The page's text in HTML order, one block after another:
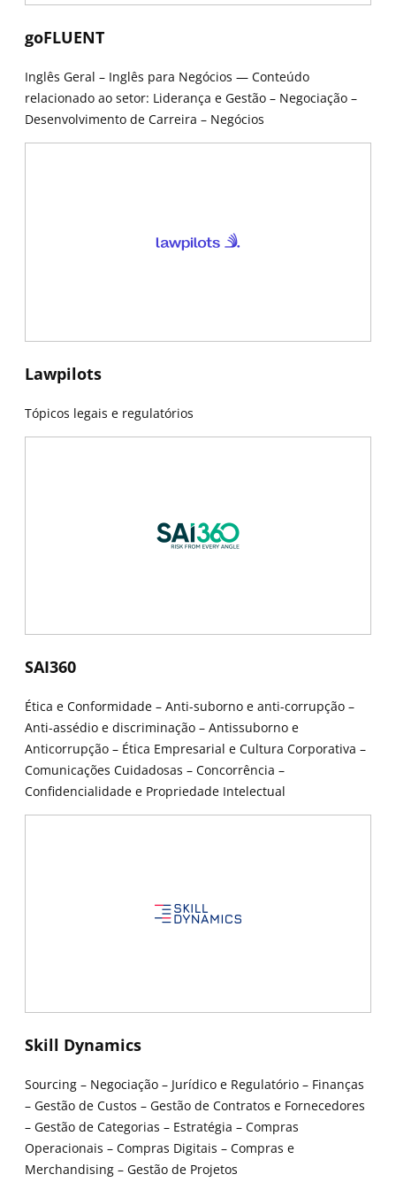
New window
goFLUENT
Inglês Geral – Inglês para Negócios — Conteúdo
relacionado ao setor: Liderança e Gestão – Negociação –
Desenvolvimento de Carreira – Negócios
New window
Lawpilots
Tópicos legais e regulatórios
New window
SAI360
Ética e Conformidade – Anti-suborno e anti-corrupção –
Anti-assédio e discriminação – Antissuborno e
Anticorrupção – Ética Empresarial e Cultura Corporativa –
Comunicações Cuidadosas – Concorrência –
Confidencialidade e Propriedade Intelectual
New window
Skill Dynamics
Sourcing – Negociação – Jurídico e Regulatório – Finanças
– Gestão de Custos – Gestão de Contratos e Fornecedores
– Gestão de Categorias – Estratégia – Compras
Operacionais – Compras Digitais – Compras e
Merchandising – Gestão de Projetos